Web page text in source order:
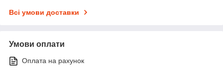
Всі умови доставки
Умови оплати
Оплата на рахунок